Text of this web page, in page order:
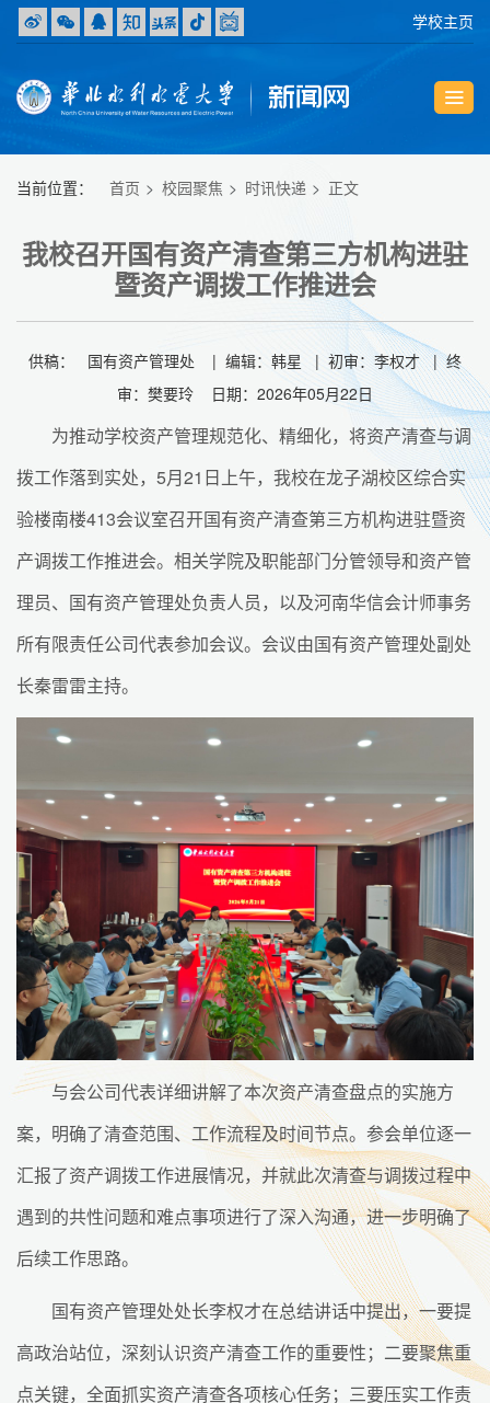
学校主页
当前位置： 首页 校园聚焦 时讯快递 正文
我校召开国有资产清查第三方机构进驻
暨资产调拨工作推进会
供稿： 国有资产管理处 | 编辑：韩星 | 初审：李权才 | 终
审：樊要玲 日期：2026年05月22日
为推动学校资产管理规范化、精细化，将资产清查与调
拨工作落到实处，5月21日上午，我校在龙子湖校区综合实
验楼南楼413会议室召开国有资产清查第三方机构进驻暨资
产调拨工作推进会。相关学院及职能部门分管领导和资产管
理员、国有资产管理处负责人员，以及河南华信会计师事务
所有限责任公司代表参加会议。会议由国有资产管理处副处
长秦雷雷主持。
与会公司代表详细讲解了本次资产清查盘点的实施方
案，明确了清查范围、工作流程及时间节点。参会单位逐一
汇报了资产调拨工作进展情况，并就此次清查与调拨过程中
遇到的共性问题和难点事项进行了深入沟通，进一步明确了
后续工作思路。
国有资产管理处处长李权才在总结讲话中提出，一要提
高政治站位，深刻认识资产清查工作的重要性；二要聚焦重
点关键，全面抓实资产清查各项核心任务；三要压实工作责